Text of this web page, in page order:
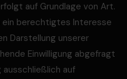
auf Grundlage von Art.
ein berechtigtes Interesse
Darstellung unserer
Einwilligung abgefragt
auf